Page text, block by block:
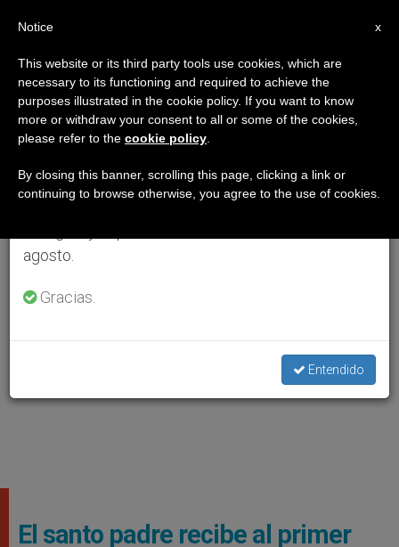
El santo padre recibe al primer
×
Aviso importante
Del 27 de julio al 7 de agosto haremos la pausa
anual, aprovechando que en el periodo de verano
se generan menos informaciones y también el
agosto.
Gracias.
Entendido
x
Notice
This website or its third party tools use cookies, which are
necessary to its functioning and required to achieve the
purposes illustrated in the cookie policy. If you want to know
more or withdraw your consent to all or some of the cookies,
please refer to the cookie policy
By closing this banner, scrolling this page, clicking a link or
continuing to browse otherwise, you agree to the use of cookies.